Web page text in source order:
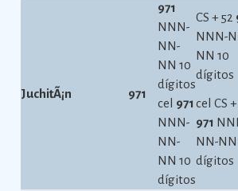
JuchitÃ¡n 971
971
NNN-
NN-
NN 10
dígitos
CS + 52
NNN-
NN 10
dígitos
cel 971
NNN-
NN-
NN 10
dígitos
cel CS +
971
NN-NN
dígitos